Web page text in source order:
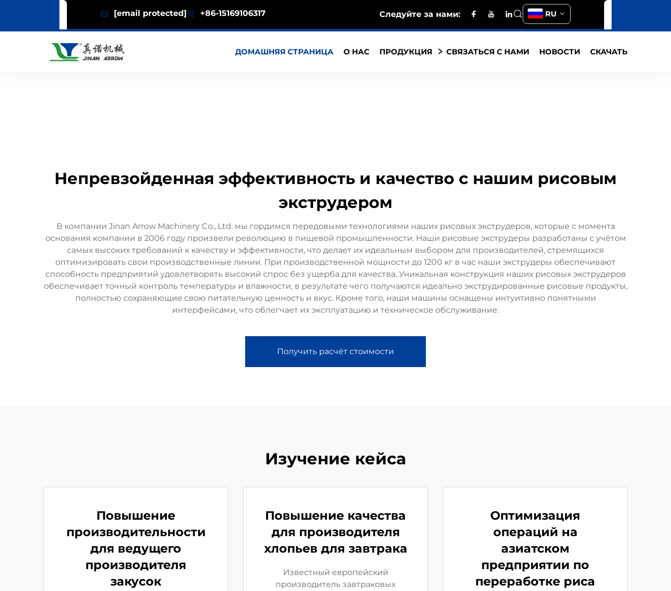
[email protected] +86-15169106317 Следуйте за нами: RU
ДОМАШНЯЯ СТРАНИЦА О НАС ПРОДУКЦИЯ СВЯЗАТЬСЯ С НАМИ НОВОСТИ СКАЧАТЬ
Непревзойденная эффективность и качество с нашим рисовым
экструдером
В компании Jinan Arrow Machinery Co., Ltd. мы гордимся передовыми технологиями наших рисовых экструдеров, которые с момента
основания компании в 2006 году произвели революцию в пищевой промышленности. Наши рисовые экструдеры разработаны с учётом
самых высоких требований к качеству и эффективности, что делает их идеальным выбором для производителей, стремящихся
оптимизировать свои производственные линии. При производственной мощности до 1200 кг в час наши экструдеры обеспечивают
способность предприятий удовлетворять высокий спрос без ущерба для качества. Уникальная конструкция наших рисовых экструдеров
обеспечивает точный контроль температуры и влажности, в результате чего получаются идеально экструдированные рисовые продукты,
полностью сохраняющие свою питательную ценность и вкус. Кроме того, наши машины оснащены интуитивно понятными
интерфейсами, что облегчает их эксплуатацию и техническое обслуживание.
Получить расчёт стоимости
Изучение кейса
Повышение
производительности
для ведущего
производителя
закусок
Повышение качества
для производителя
хлопьев для завтрака
Известный европейский
производитель завтраковых
Оптимизация
операций на
азиатском
предприятии по
переработке риса